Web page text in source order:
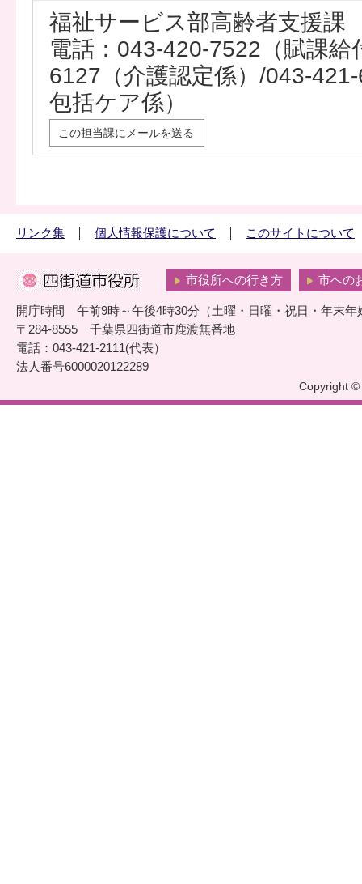
福祉サービス部高齢者支援課
電話：043-420-7522（賦課給
6127（介護認定係）/043-
包括ケア係）
この担当課にメールを送る
リンク集 個人情報保護について このサイトについて
市役所への行き方 市への
開庁時間 午前9時～午後4時30分（土曜・日曜・祝日・年末年
〒284-8555 千葉県四街道市鹿渡無番地
電話：043-421-2111(代表）
法人番号6000020122289
Copyright ©